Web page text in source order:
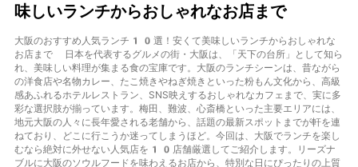
味しいランチからおしゃれなお店まで
大阪のおすすめ人気ランチ10選！安くて美味しいランチからおしゃれな
お店まで 日本を代表するグルメの街・大阪は、「天下の台所」として知ら
れ、美味しい料理が集まる食の宝庫です。大阪のランチシーンは、昔ながら
の洋食店や名物カレー、たこ焼きやねぎ焼きといった粉もん文化から、高級
感あふれるホテルレストラン、SNS映えするおしゃれなカフェまで、実に多
彩な選択肢が揃っています。梅田、難波、心斎橋といった主要エリアには、
地元大阪の人々に長年愛される老舗から、話題の最新スポットまでが軒を連
ねており、どこに行こうか迷ってしまうほど。今回は、大阪でランチを楽し
むなら絶対に外せない人気店を10店舗厳選してご紹介します。リーズナ
ブルに大阪のソウルフードを味わえるお店から、特別な日にぴったりの上質